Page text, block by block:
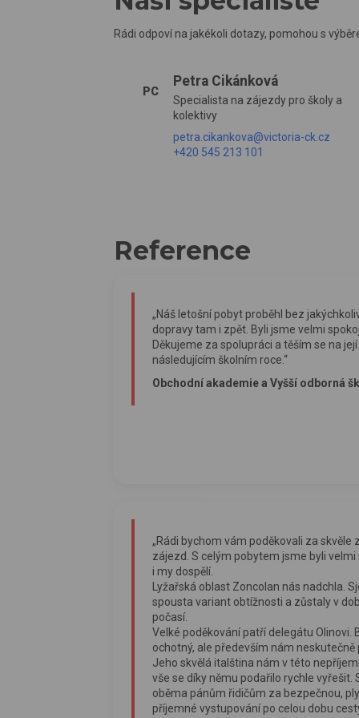
Rádi odpoví na jakékoli dotazy, pomohou s
PC
Petra Cikánková
Specialista na zájezdy pro školy a
kolektivy
petra.cikankova@victoria-ck.cz
+420 545 213 101
Reference
„Náš letošní pobyt proběhl bez
dopravy tam i zpět. Byli jsme velmi
Děkujeme za spolupráci a těším se na její
následujícím školním roce.“
Obchodní akademie a Vyšší odborná
„Rádi bychom vám poděkovali za
zájezd. S celým pobytem jsme byli
i my dospělí.
Lyžařská oblast Zoncolan nás nadchla.
spousta variant obtížnosti a zůstaly v
počasí.
Velké poděkování patří delegátu Olinovi.
ochotný, ale především nám neskutečně
Jeho skvělá italština nám v této
vše se díky němu podařilo rychle vyřešit.
oběma pánům řidičům za bezpečnou,
příjemné vystupování po celou dobu